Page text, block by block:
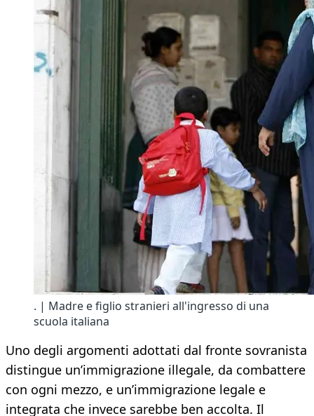
. | Madre e figlio stranieri all'ingresso di una
scuola italiana
Uno degli argomenti adottati dal fronte sovranista
distingue un’immigrazione illegale, da combattere
con ogni mezzo, e un’immigrazione legale e
integrata che invece sarebbe ben accolta. Il